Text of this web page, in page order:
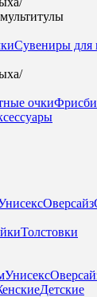
Сувениры для
/
очкиФрисби
Оверсайз
Толстовки
Унисекс
Детские